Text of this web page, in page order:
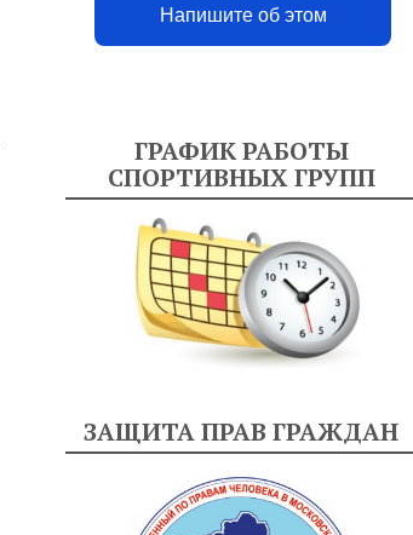
Напишите об этом
ГРАФИК РАБОТЫ
СПОРТИВНЫХ ГРУПП
ЗАЩИТА ПРАВ ГРАЖДАН